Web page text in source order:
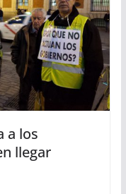
a los
llegar